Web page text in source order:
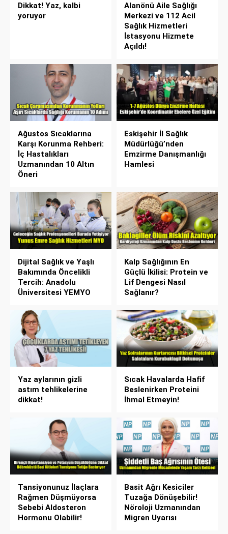
Dikkat! Yaz, kalbi
yoruyor
Alanönü Aile Sağlığı
Merkezi ve 112 Acil
Sağlık Hizmetleri
İstasyonu Hizmete
Açıldı!
Ağustos Sıcaklarına
Karşı Korunma Rehberi:
İç Hastalıkları
Uzmanından 10 Altın
Öneri
Eskişehir İl Sağlık
Müdürlüğü’nden
Emzirme Danışmanlığı
Hamlesi
Dijital Sağlık ve Yaşlı
Bakımında Öncelikli
Tercih: Anadolu
Üniversitesi YEMYO
Kalp Sağlığının En
Güçlü İkilisi: Protein ve
Lif Dengesi Nasıl
Sağlanır?
Yaz aylarının gizli
astım tehlikelerine
dikkat!
Sıcak Havalarda Hafif
Beslenirken Proteini
İhmal Etmeyin!
Tansiyonunuz İlaçlara
Rağmen Düşmüyorsa
Sebebi Aldosteron
Hormonu Olabilir!
Basit Ağrı Kesiciler
Tuzağa Dönüşebilir!
Nöroloji Uzmanından
Migren Uyarısı